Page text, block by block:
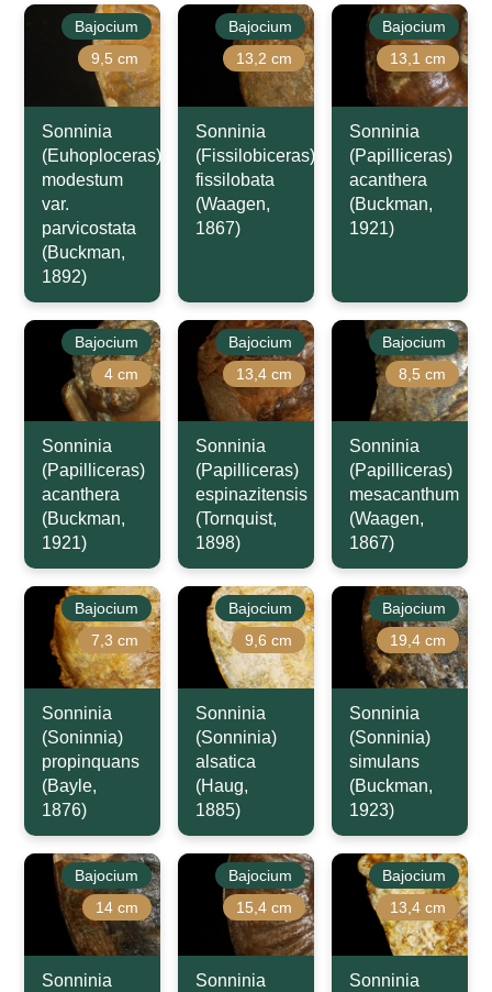
Bajocium
9,5 cm
Sonninia
(Euhoploceras)
modestum
var.
parvicostata
(Buckman,
1892)
Bajocium
13,2 cm
Sonninia
(Fissilobiceras)
fissilobata
(Waagen,
1867)
Bajocium
13,1 cm
Sonninia
(Papilliceras)
acanthera
(Buckman,
1921)
Bajocium
4 cm
Sonninia
(Papilliceras)
acanthera
(Buckman,
1921)
Bajocium
13,4 cm
Sonninia
(Papilliceras)
espinazitensis
(Tornquist,
1898)
Bajocium
8,5 cm
Sonninia
(Papilliceras)
mesacanthum
(Waagen,
1867)
Bajocium
7,3 cm
Sonninia
(Soninnia)
propinquans
(Bayle,
1876)
Bajocium
9,6 cm
Sonninia
(Sonninia)
alsatica
(Haug,
1885)
Bajocium
19,4 cm
Sonninia
(Sonninia)
simulans
(Buckman,
1923)
Bajocium
14 cm
Sonninia
Bajocium
15,4 cm
Sonninia
Bajocium
13,4 cm
Sonninia